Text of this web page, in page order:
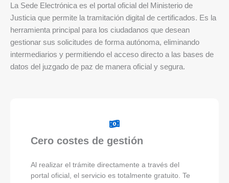
La Sede Electrónica es el portal oficial del Ministerio de
Justicia que permite la tramitación digital de certificados. Es la
herramienta principal para los ciudadanos que desean
gestionar sus solicitudes de forma autónoma, eliminando
intermediarios y permitiendo el acceso directo a las bases de
datos del juzgado de paz de manera oficial y segura.
Cero costes de gestión
Al realizar el trámite directamente a través del
portal oficial, el servicio es totalmente gratuito. Te